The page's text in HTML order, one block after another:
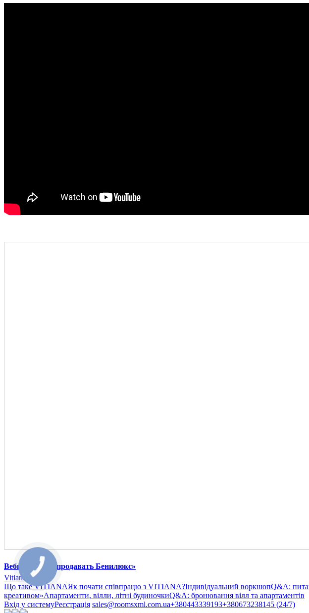
Вебинар «Как продавать Бенилюкс»
Vitiana
Що таке VITIANAЯк почати співпрацю з VITIANA?Індивідуальний воркшопQ&A:
креативом»Апартаменти, вілли, літні будиночкиQ&A: бронювання вілл та апартаментів
Вхід у системуРеєстрація sales@roomsxml.com.ua+380443339193+380673238145 (24/7)